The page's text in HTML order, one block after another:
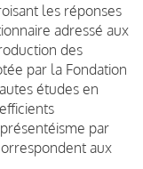
les réponses
adressé aux
des
par la Fondation
études en
par
aux